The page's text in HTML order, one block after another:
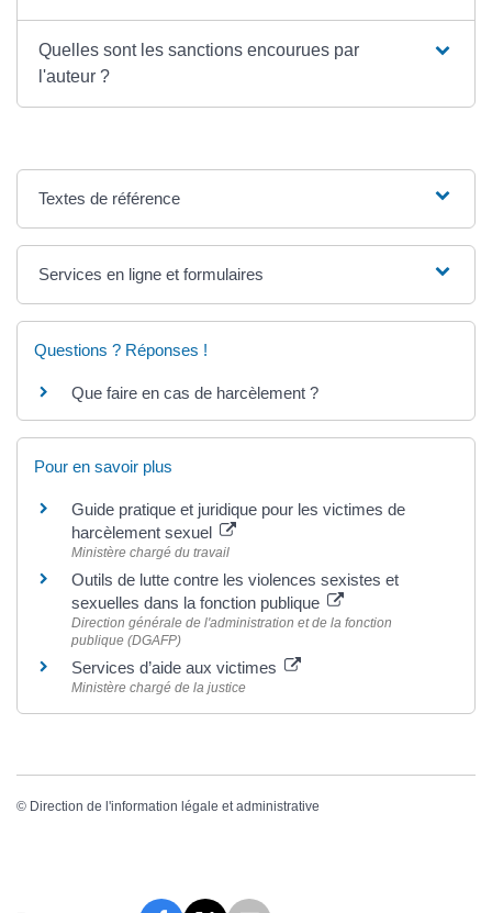
Quelles sont les sanctions encourues par
l'auteur ?
Textes de référence
Services en ligne et formulaires
Questions ? Réponses !
Que faire en cas de harcèlement ?
Pour en savoir plus
Guide pratique et juridique pour les victimes de
harcèlement sexuel
Ministère chargé du travail
Outils de lutte contre les violences sexistes et
sexuelles dans la fonction publique
Direction générale de l'administration et de la fonction
publique (DGAFP)
Services d’aide aux victimes
Ministère chargé de la justice
© Direction de l'information légale et administrative